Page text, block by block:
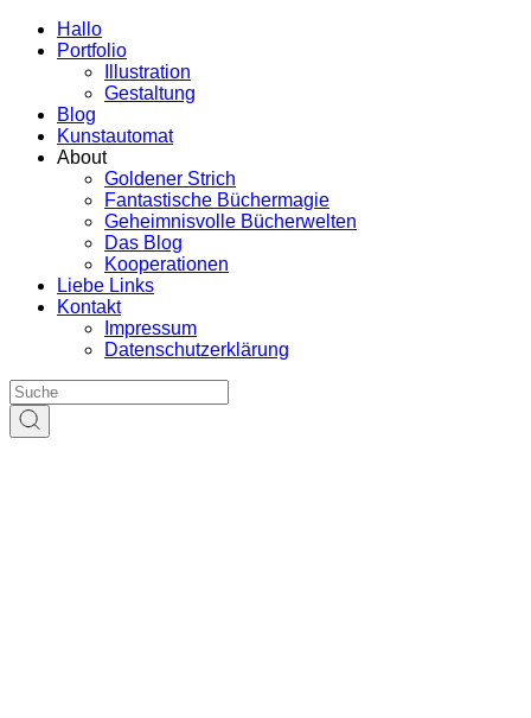
Hallo
Portfolio
Illustration
Gestaltung
Blog
Kunstautomat
About
Goldener Strich
Fantastische Büchermagie
Geheimnisvolle Bücherwelten
Das Blog
Kooperationen
Liebe Links
Kontakt
Impressum
Datenschutzerklärung